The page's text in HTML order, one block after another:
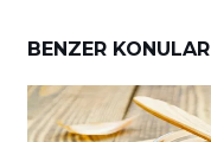
BENZER KONULAR